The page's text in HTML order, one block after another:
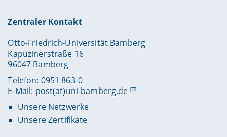
Zentraler Kontakt
Otto-Friedrich-Universität Bamberg
Kapuzinerstraße 16
96047 Bamberg
Telefon: 0951 863-0
E-Mail: post(at)uni-bamberg.de
Unsere Netzwerke
Unsere Zertifikate